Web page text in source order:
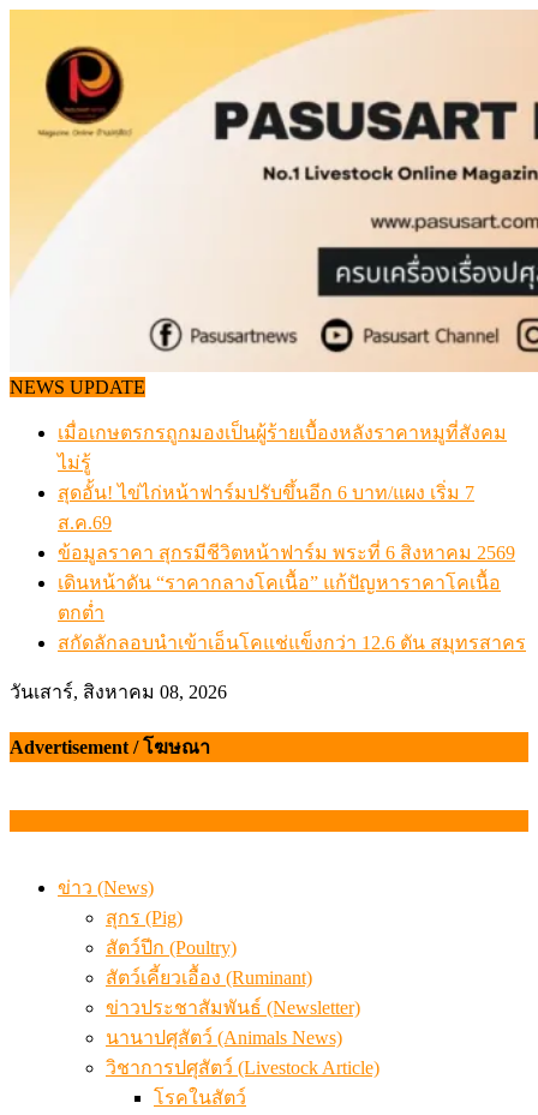
content
NEWS UPDATE
เมื่อเกษตรกรถูกมองเป็นผู้ร้ายเบื้องหลังราคาหมูที่สังคม
ไม่รู้
สุดอั้น! ไข่ไก่หน้าฟาร์มปรับขึ้นอีก 6 บาท/แผง เริ่ม 7
ส.ค.69
ข้อมูลราคา สุกรมีชีวิตหน้าฟาร์ม พระที่ 6 สิงหาคม 2569
เดินหน้าดัน “ราคากลางโคเนื้อ” แก้ปัญหาราคาโคเนื้อ
ตกต่ำ
สกัดลักลอบนำเข้าเอ็นโคแช่แข็งกว่า 12.6 ตัน สมุทรสาคร
วันเสาร์, สิงหาคม 08, 2026
Advertisement / โฆษณา
ข่าว (News)
สุกร (Pig)
สัตว์ปีก (Poultry)
สัตว์เคี้ยวเอื้อง (Ruminant)
ข่าวประชาสัมพันธ์ (Newsletter)
นานาปศุสัตว์ (Animals News)
วิชาการปศุสัตว์ (Livestock Article)
โรคในสัตว์